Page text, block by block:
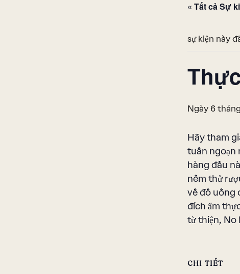
« Tất cả Sự
sự kiện này
Ngày 6
Hãy tham
tuần ngoạn
hàng đầu
nếm thử
về đồ uống
đích ẩm
từ thiện, No
CHI TIẾT